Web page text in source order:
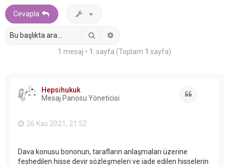
Cevapla
1 mesaj • 1 . sayfa (Toplam 1 sayfa)
Hepsihukuk
Mesaj Panosu Yöneticisi
26 Kas 2021, 21:52
Dava konusu bononun, tarafların anlaşmaları üzerine
feshedilen hisse devir sözleşmeleri ve iade edilen hisselerin